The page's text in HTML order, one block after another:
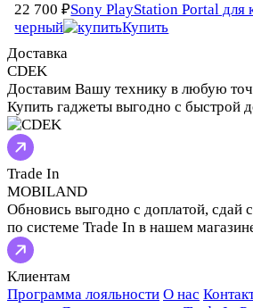
22 700₽Sony PlayStation Portal для
черный
Купить
Доставка
CDEK
Доставим Вашу технику в любую
Купить гаджеты выгодно с быстрой
Trade In
MOBILAND
Обновись выгодно с доплатой, сдай
по системе Trade In в нашем
Клиентам
Программа лояльности О нас